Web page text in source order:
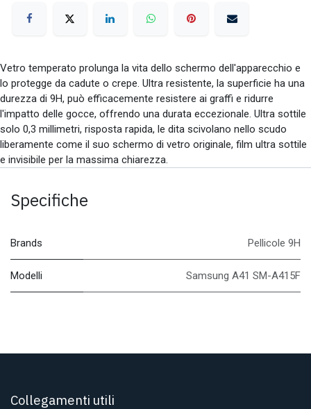
Vetro temperato prolunga la vita dello schermo dell'apparecchio e
lo protegge da cadute o crepe. Ultra resistente, la superficie ha una
durezza di 9H, può efficacemente resistere ai graffi e ridurre
l'impatto delle gocce, offrendo una durata eccezionale. Ultra sottile
solo 0,3 millimetri, risposta rapida, le dita scivolano nello scudo
liberamente come il suo schermo di vetro originale, film ultra sottile
e invisibile per la massima chiarezza.
Specifiche
Brands Pellicole 9H
Modelli Samsung A41 SM-A415F
Collegamenti utili